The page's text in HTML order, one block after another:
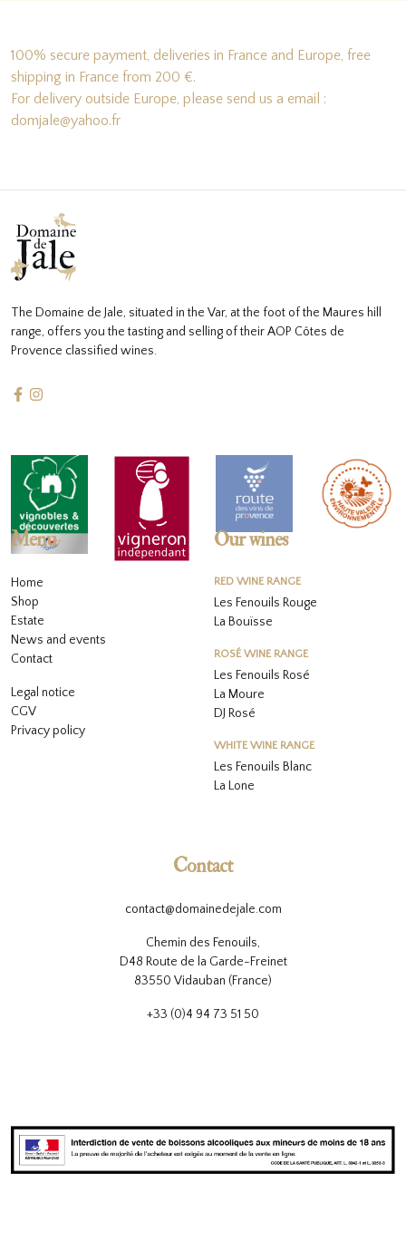
100% secure payment, deliveries in France and Europe, free
shipping in France from 200 €.
For delivery outside Europe, please send us a email :
domjale@yahoo.fr
The Domaine de Jale, situated in the Var, at the foot of the Maures hill
range, offers you the tasting and selling of their AOP Côtes de
Provence classified wines.
Menu
Home
Shop
Estate
News and events
Contact
Legal notice
CGV
Privacy policy
Our wines
RED WINE RANGE
Les Fenouils Rouge
La Bouïsse
ROSÉ WINE RANGE
Les Fenouils Rosé
La Moure
DJ Rosé
WHITE WINE RANGE
Les Fenouils Blanc
La Lone
Contact
contact@domainedejale.com
Chemin des Fenouils,
D48 Route de la Garde-Freinet
83550 Vidauban (France)
+33 (0)4 94 73 51 50